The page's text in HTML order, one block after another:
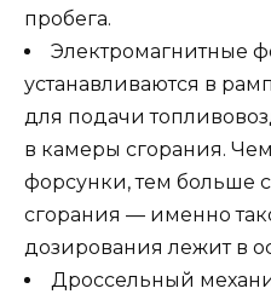
пробега.
Электромагнитные
устанавливаются в
для подачи
в камеры сгорания.
форсунки, тем больше
сгорания — именно
дозирования лежит в
Дроссельный